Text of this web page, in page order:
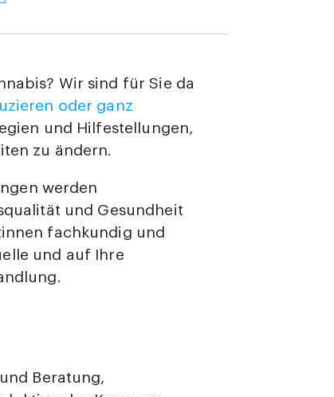
Wir sind für Sie da
oder ganz
und Hilfestellungen,
zu ändern.
werden
und Gesundheit
fachkundig und
und auf Ihre
Beratung,